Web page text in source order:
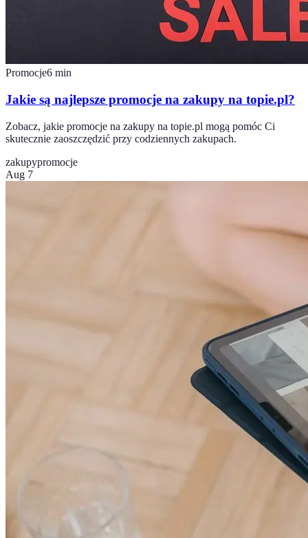
Promocje6 min
Jakie są najlepsze promocje na zakupy na topie.pl?
Zobacz, jakie promocje na zakupy na topie.pl mogą pomóc Ci
skutecznie zaoszczędzić przy codziennych zakupach.
zakupypromocje
Aug 7